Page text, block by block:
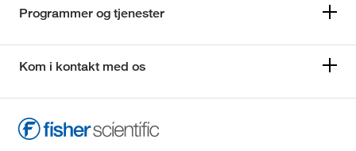
Programmer og tjenester
Kom i kontakt med os